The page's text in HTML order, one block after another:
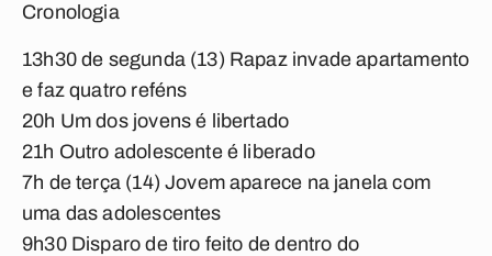
Cronologia
13h30 de segunda (13) Rapaz invade apartamento
e faz quatro reféns
20h Um dos jovens é libertado
21h Outro adolescente é liberado
7h de terça (14) Jovem aparece na janela com
uma das adolescentes
9h30 Disparo de tiro feito de dentro do